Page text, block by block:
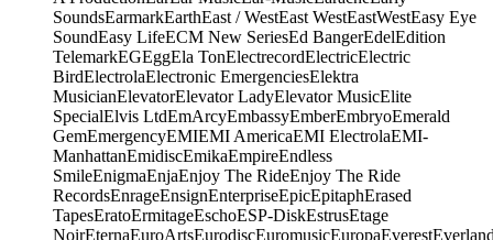
SoundsEarmarkEarthEast / WestEast WestEastWestEasy Eye
SoundEasy LifeECM New SeriesEd BangerEdelEdition
TelemarkEGEggEla TonElectrecordElectricElectric
BirdElectrolaElectronic EmergenciesElektra
MusicianElevatorElevator LadyElevator MusicElite
SpecialElvis LtdEmArcyEmbassyEmberEmbryoEmerald
GemEmergencyEMIEMI AmericaEMI ElectrolaEMI-
ManhattanEmidiscEmikaEmpireEndless
SmileEnigmaEnjaEnjoy The RideEnjoy The Ride
RecordsEnrageEnsignEnterpriseEpicEpitaphErased
TapesEratoErmitageEschoESP-DiskEstrusEtage
NoirEternaEuroArtsEurodiscEuromusicEuropaEverest